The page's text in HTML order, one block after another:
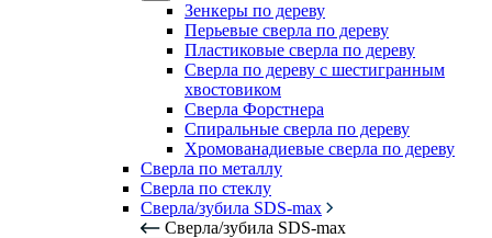
Зенкеры по дереву
Перьевые сверла по дереву
Пластиковые сверла по дереву
Сверла по дереву с шестигранным
хвостовиком
Сверла Форстнера
Спиральные сверла по дереву
Хромованадиевые сверла по дереву
Сверла по металлу
Сверла по стеклу
Сверла/зубила SDS-max
Сверла/зубила SDS-max